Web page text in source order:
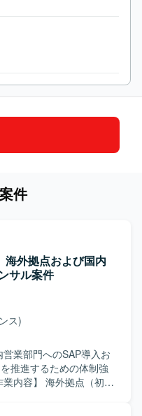
件
海外拠点および国内
サル案件
ス)
営業部門へのSAP導入お
推進するための体制強